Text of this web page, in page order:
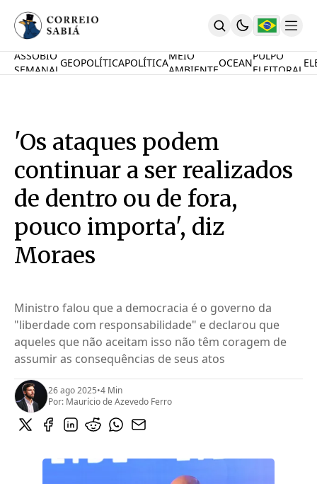
Comunidade
Contrate
Quem Somos
English
Inovações
Desafio Oceânico
Imposto De Renda
Calcule A Poupança
ASSOBIO
SEMANAL
GEOPOLÍTICAPOLÍTICA
MEIO
AMBIENTE
OCEAN
PULPO
ELEITORAL
'Os ataques podem
continuar a ser realizados
de dentro ou de fora,
pouco importa', diz
Moraes
Ministro falou que a democracia é o governo da
"liberdade com responsabilidade" e declarou que
aqueles que não aceitam isso não têm coragem de
assumir as consequências de seus atos
26 ago 2025•4 Min
Por: Maurício de Azevedo Ferro